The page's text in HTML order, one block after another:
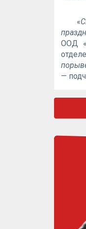
«
ООД
—